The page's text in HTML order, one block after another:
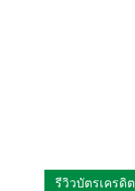
รีวิวบัตรเครดิต